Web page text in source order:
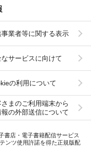
事業者等に関する表示
サービスに向けて
の利用について
さまのご利用端末から
の外部送信について
書店・電子書籍配信サービス
ンツ使用許諾を得た正規版配